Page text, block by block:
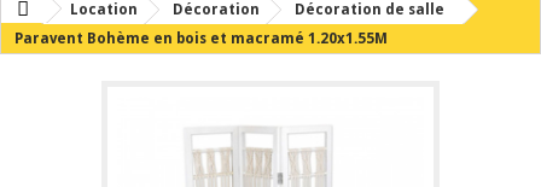
Location Décoration
Décoration de salle
Paravent Bohème en bois et macramé 1.20x1.55M